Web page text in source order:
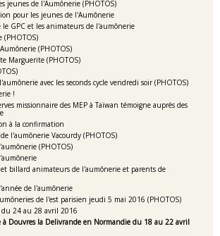
jeunes de l'Aumônerie (PHOTOS)
pour les jeunes de l'Aumônerie
le GPC et les animateurs de l'aumônerie
(PHOTOS)
(PHOTOS)
Marguerite (PHOTOS)
avec les seconds cycle vendredi soir (PHOTOS)
!
missionnaire des MEP à Taïwan témoigne auprès des
à la confirmation
l'aumônerie Vacourdy (PHOTOS)
(PHOTOS)
et billard animateurs de l'aumônerie et parents de
de l'aumônerie
de l'est parisien jeudi 5 mai 2016 (PHOTOS)
du 24 au 28 avril 2016
à Douvres la Delivrande en Normandie du 18 au 22 avril